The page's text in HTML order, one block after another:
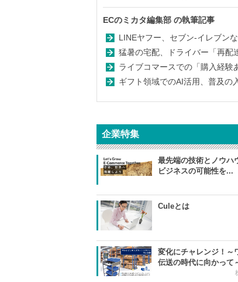
ECのミカタ編集部の執筆記事
LINEヤフー、セブン-イレブン
猛暑の宅配、ドライバー「再
ライブコマースでの「購入経験
ギフト領域でのAI活用、普及
企業特集
最先端の技術とノウハ
ビジネスの可能性を...
Culeとは
変化にチャレンジ！～
伝送の時代に向かって